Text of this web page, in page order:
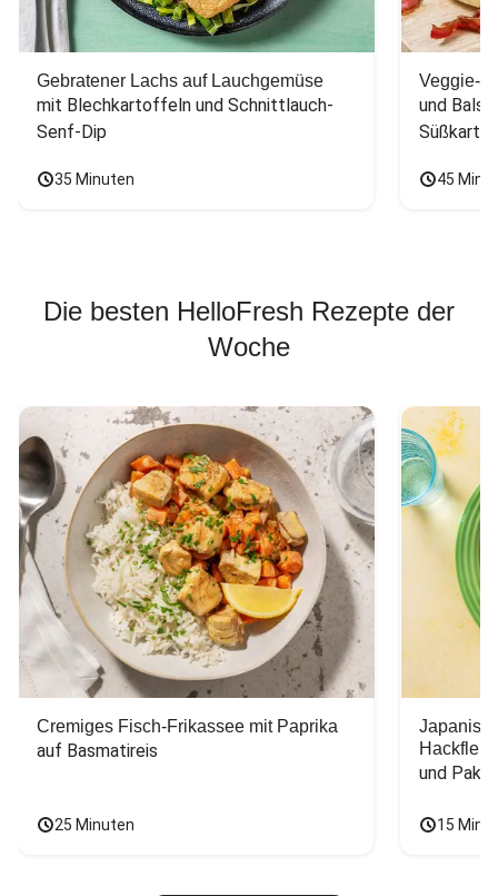
Gebratener Lachs auf Lauchgemüse
mit Blechkartoffeln und Schnittlauch-
Senf-Dip
35 Minuten
Veggie-
und
45
Die besten HelloFresh Rezepte der
Woche
Cremiges Fisch-Frikassee mit Paprika
auf Basmatireis
25 Minuten
und Pak
15